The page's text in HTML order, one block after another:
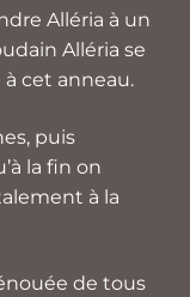
Alléria à un
Alléria se
cet anneau.
puis
la fin on
à la
de tous